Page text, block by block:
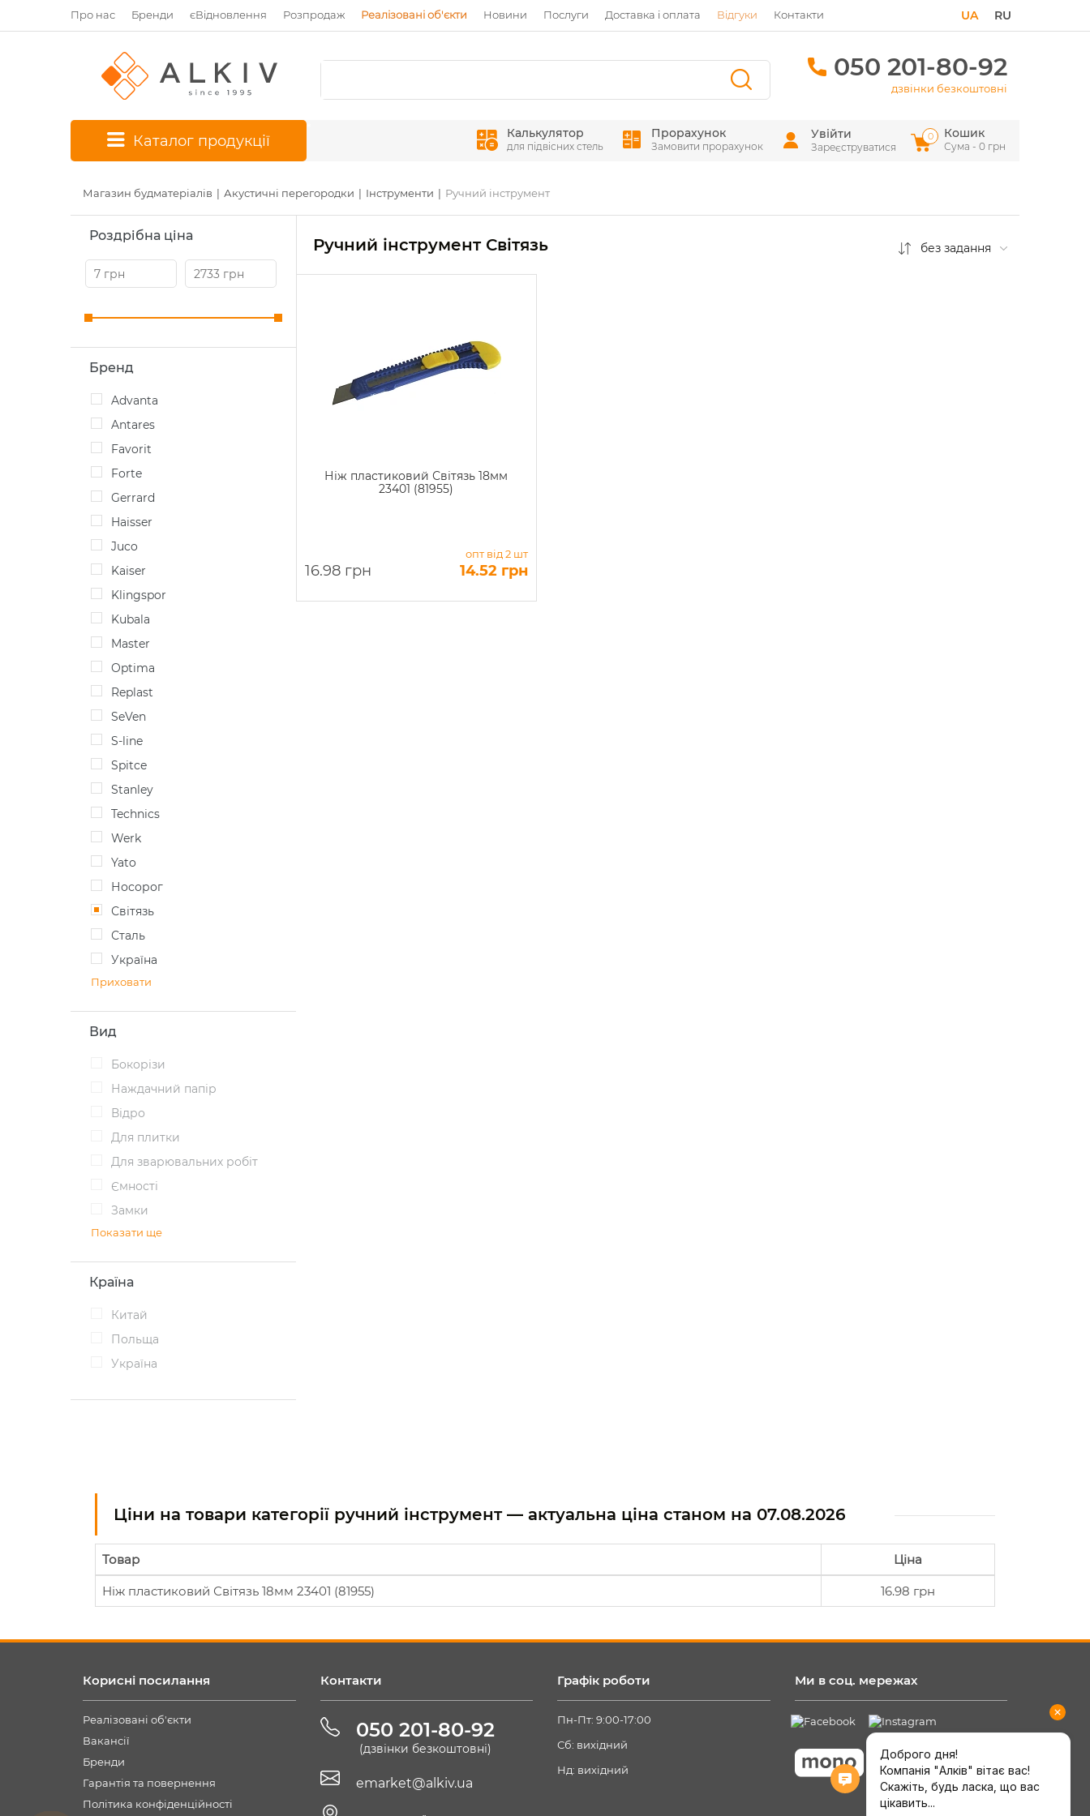
Про нас Бренди єВідновлення Розпродаж Реалізовані об'єкти Новини Послуги Доставка і оплата Відгуки Контакти RU
UA
050 201-80-92
дзвінки безкоштовні
Каталог продукції Калькулятор
для підвісних стель
Прорахунок
Замовити прорахунок
Увійти
Зареєструватися
Кошик
Сума - 0 грн
0
Магазин будматеріалів Акустичні перегородки Інструменти Ручний інструмент
Роздрібна ціна
Бренд
Advanta
Antares
Favorit
Forte
Gerrard
Haisser
Juco
Kaiser
Klingspor
Kubala
Master
Optima
Replast
seVen
S-line
Spitce
Stanley
Technics
Werk
Yato
Носорог
Світязь
Сталь
Україна
Приховати
Вид
Бокорізи
Наждачний папір
Відро
Для плитки
Для зварювальних робіт
Ємності
Замки
Показати ще
Країна
Китай
Польща
Україна
Ручний інструмент Світязь без задання
Ніж пластиковий Світязь 18мм
23401 (81955)
16.98 грн
опт від 2 шт
14.52 грн
Ціни на товари категорії ручний інструмент — актуальна ціна станом на 07.08.2026
Товар Ціна
Ніж пластиковий Світязь 18мм 23401 (81955) 16.98 грн
Корисні посилання
Реалізовані об'єкти
Вакансії
Бренди
Гарантія та повернення
Політика конфіденційності
Контакти
050 201-80-92
(дзвінки безкоштовні)
emarket@alkiv.ua
Графік роботи
Пн-Пт: 9:00-17:00
Сб: вихідний
Нд: вихідний
Ми в соц. мережах